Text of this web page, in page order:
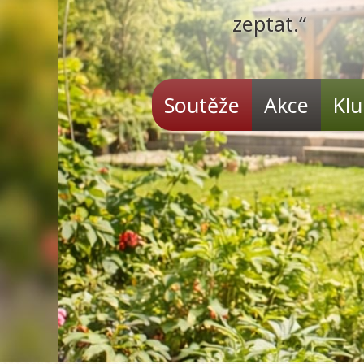
zeptat.“
Soutěže Akce